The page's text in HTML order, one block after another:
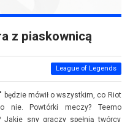
z piaskownicą
League of Legends
będzie mówił o wszystkim, co Riot
nie. Powtórki meczy? Teemo
Jakie sny graczy spełnią twórcy